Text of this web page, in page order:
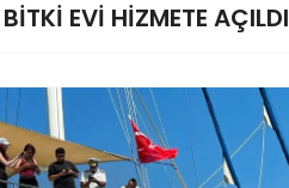
BİTKİ EVİ HİZMETE AÇILDI